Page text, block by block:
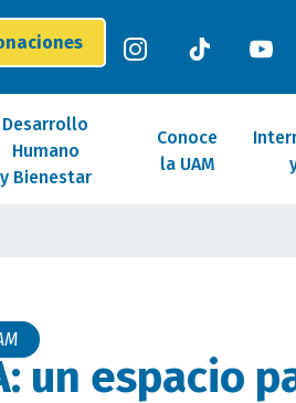
Desarrollo
Humano
y Bienestar
Conoce
la UAM
un espacio